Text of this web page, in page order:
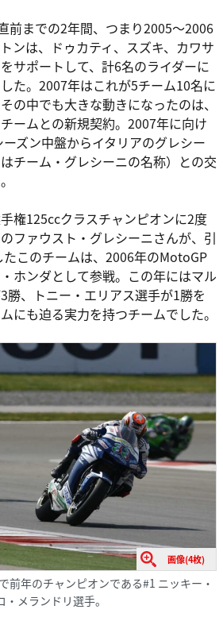
前までの2年間、つまり2005～2006
ンは、ドゥカティ、スズキ、カワサ
サポートして、計6名のライダーに
た。2007年はこれが5チーム10名に
の中でも大きな動きになったのは、
ームとの新規契約。2007年に向け
ズン中盤からイタリアのグレシー
チーム・グレシーニの名称）との交
権125ccクラスチャンピオンに2度
ファウスト・グレシーニさんが、引
このチームは、2006年のMotoGP
ホンダとして参戦。この年にはマル
勝、トニー・エリアス選手が1勝を
にも迫る実力を持つチームでした。
画像(4枚)
前年のチャンピオンである#1 ニッキー・
メランドリ選手。